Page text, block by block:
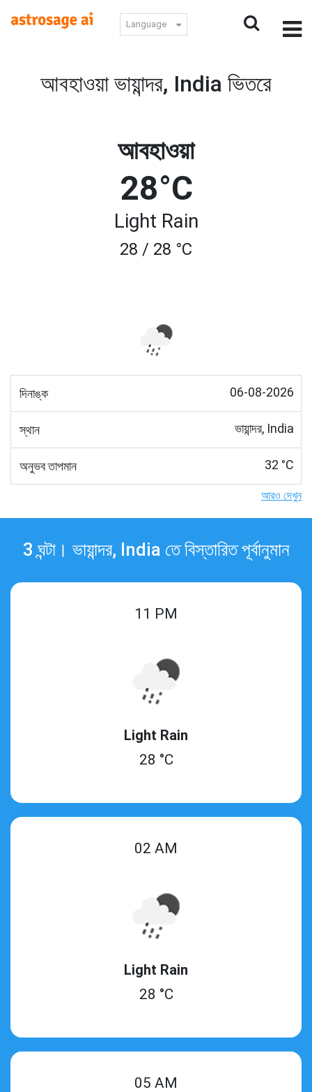
Language
আবহাওয়া ভায়ান্দর, India ভিতরে
আবহাওয়া
28°C
Light Rain
28 / 28 °C
দিনাঙ্ক 06-08-2026
স্থান ভায়ান্দর, India
অনুভব তাপমান 32 °C
আরও দেখুন
3 ঘন্টা। ভায়ান্দর, India তে বিস্তারিত পূর্বানুমান
11 PM
Light Rain
28 °C
02 AM
Light Rain
28 °C
05 AM